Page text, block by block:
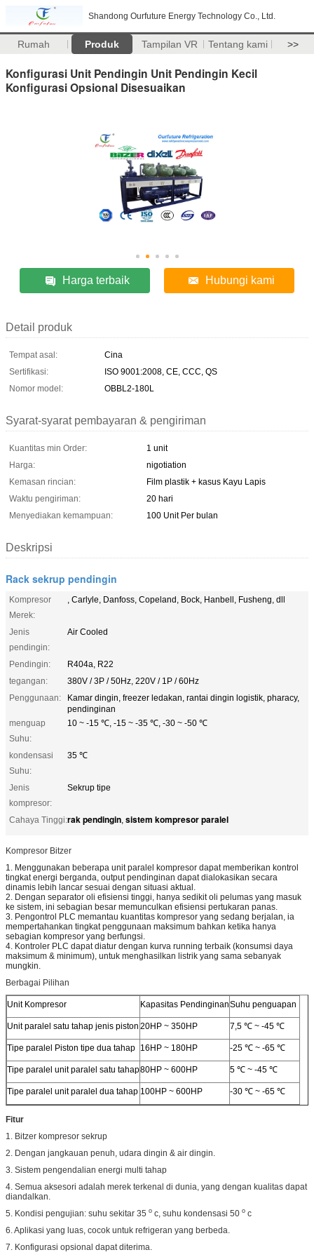
Shandong Ourfuture Energy Technology Co., Ltd.
Rumah Produk Tampilan VR Tentang kami >>
Konfigurasi Unit Pendingin Unit Pendingin Kecil
Konfigurasi Opsional Disesuaikan
Harga terbaik Hubungi kami
Detail produk
Tempat asal:
Cina
Sertifikasi:
ISO 9001:2008, CE, CCC, QS
Nomor model:
OBBL2-180L
Syarat-syarat pembayaran & pengiriman
Kuantitas min Order:
1 unit
Harga:
nigotiation
Kemasan rincian:
Film plastik + kasus Kayu Lapis
Waktu pengiriman:
20 hari
Menyediakan kemampuan:
100 Unit Per bulan
Deskripsi
Rack sekrup pendingin
Kompresor
Merek:
, Carlyle, Danfoss, Copeland, Bock, Hanbell, Fusheng, dll
Jenis
pendingin:
Air Cooled
Pendingin:
R404a, R22
tegangan:
380V / 3P / 50Hz, 220V / 1P / 60Hz
Penggunaan:
Kamar dingin, freezer ledakan, rantai dingin logistik, pharacy,
pendinginan
menguap
Suhu:
10 ~ -15 ℃, -15 ~ -35 ℃, -30 ~ -50 ℃
kondensasi
Suhu:
35 ℃
Jenis
kompresor:
Sekrup tipe
Cahaya Tinggi:rak pendingin, sistem kompresor paralel
Kompresor Bitzer
1. Menggunakan beberapa unit paralel kompresor dapat memberikan kontrol
tingkat energi berganda, output pendinginan dapat dialokasikan secara
dinamis lebih lancar sesuai dengan situasi aktual.
2. Dengan separator oli efisiensi tinggi, hanya sedikit oli pelumas yang masuk
ke sistem, ini sebagian besar memunculkan efisiensi pertukaran panas.
3. Pengontrol PLC memantau kuantitas kompresor yang sedang berjalan, ia
mempertahankan tingkat penggunaan maksimum bahkan ketika hanya
sebagian kompresor yang berfungsi.
4. Kontroler PLC dapat diatur dengan kurva running terbaik (konsumsi daya
maksimum & minimum), untuk menghasilkan listrik yang sama sebanyak
mungkin.
Berbagai Pilihan
Unit Kompresor Kapasitas PendinginanSuhu penguapan
Unit paralel satu tahap jenis piston 20HP ~ 350HP 7,5 ℃ ~ -45 ℃
Tipe paralel Piston tipe dua tahap 16HP ~ 180HP -25 ℃ ~ -65 ℃
Tipe paralel unit paralel satu tahap80HP ~ 600HP 5 ℃ ~ -45 ℃
Tipe paralel unit paralel dua tahap 100HP ~ 600HP -30 ℃ ~ -65 ℃
Fitur
1. Bitzer kompresor sekrup
2. Dengan jangkauan penuh, udara dingin & air dingin.
3. Sistem pengendalian energi multi tahap
4. Semua aksesori adalah merek terkenal di dunia, yang dengan kualitas dapat
diandalkan.
5. Kondisi pengujian: suhu sekitar 35 o c, suhu kondensasi 50 o c
6. Aplikasi yang luas, cocok untuk refrigeran yang berbeda.
7. Konfigurasi opsional dapat diterima.